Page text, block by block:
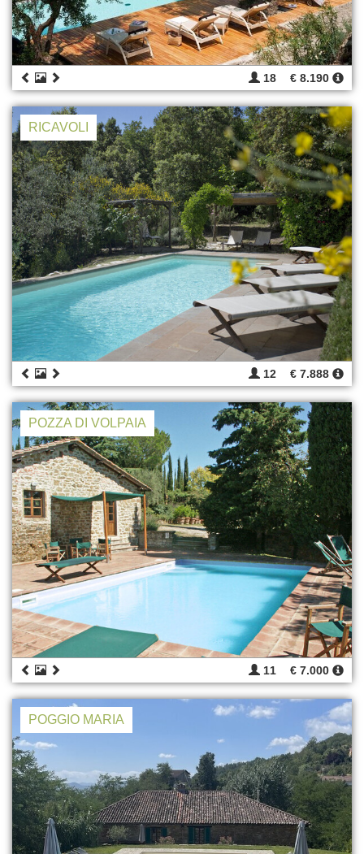
18 € 8.190
RICAVOLI
12 € 7.888
POZZA DI VOLPAIA
11 € 7.000
POGGIO MARIA